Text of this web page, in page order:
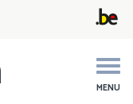
MENU